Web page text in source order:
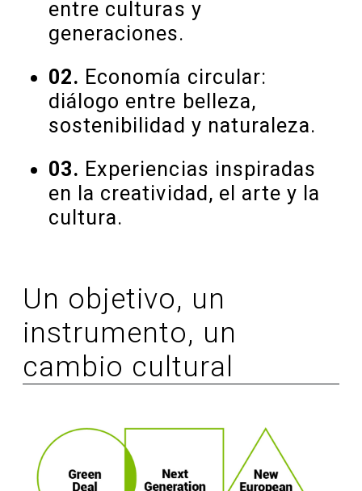
entre culturas y
generaciones.
02. Economía circular:
diálogo entre belleza,
sostenibilidad y naturaleza.
03. Experiencias inspiradas
en la creatividad, el arte y la
cultura.
Un objetivo, un
instrumento, un
cambio cultural